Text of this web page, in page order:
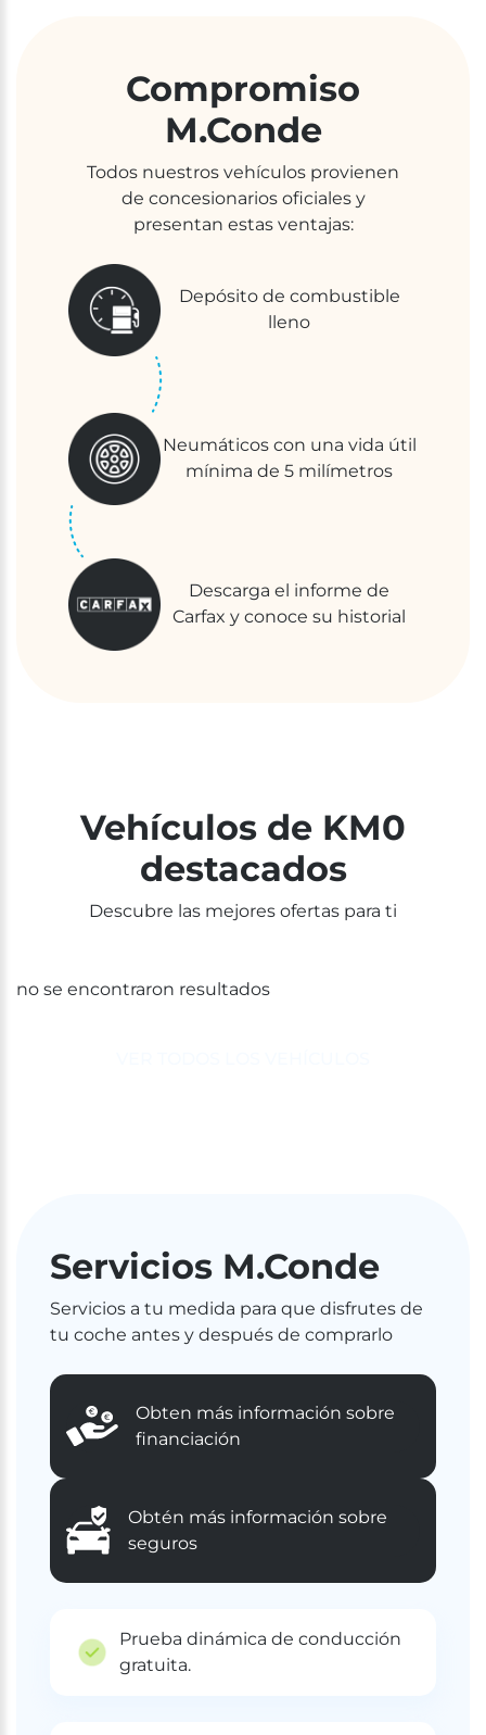
Compromiso
M.Conde
Todos nuestros vehículos provienen
de concesionarios oficiales y
presentan estas ventajas:
Depósito de combustible
lleno
Neumáticos con una vida útil
mínima de 5 milímetros
Descarga el informe de
Carfax y conoce su historial
Vehículos de KM0
destacados
Descubre las mejores ofertas para ti
no se encontraron resultados
Servicios M.Conde
Servicios a tu medida para que disfrutes de
tu coche antes y después de comprarlo
Obten más información sobre
financiación
Obtén más información sobre
seguros
Prueba dinámica de conducción
gratuita.